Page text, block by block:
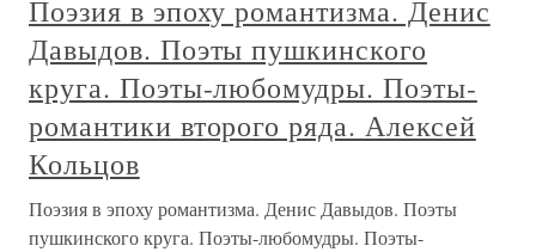
Поэзия в эпоху романтизма. Денис
Давыдов. Поэты пушкинского
круга. Поэты-любомудры. Поэты-
романтики второго ряда. Алексей
Кольцов
Поэзия в эпоху романтизма. Денис Давыдов. Поэты
пушкинского круга. Поэты-любомудры. Поэты-